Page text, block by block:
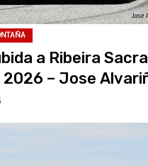
a Ribeira
– Jose